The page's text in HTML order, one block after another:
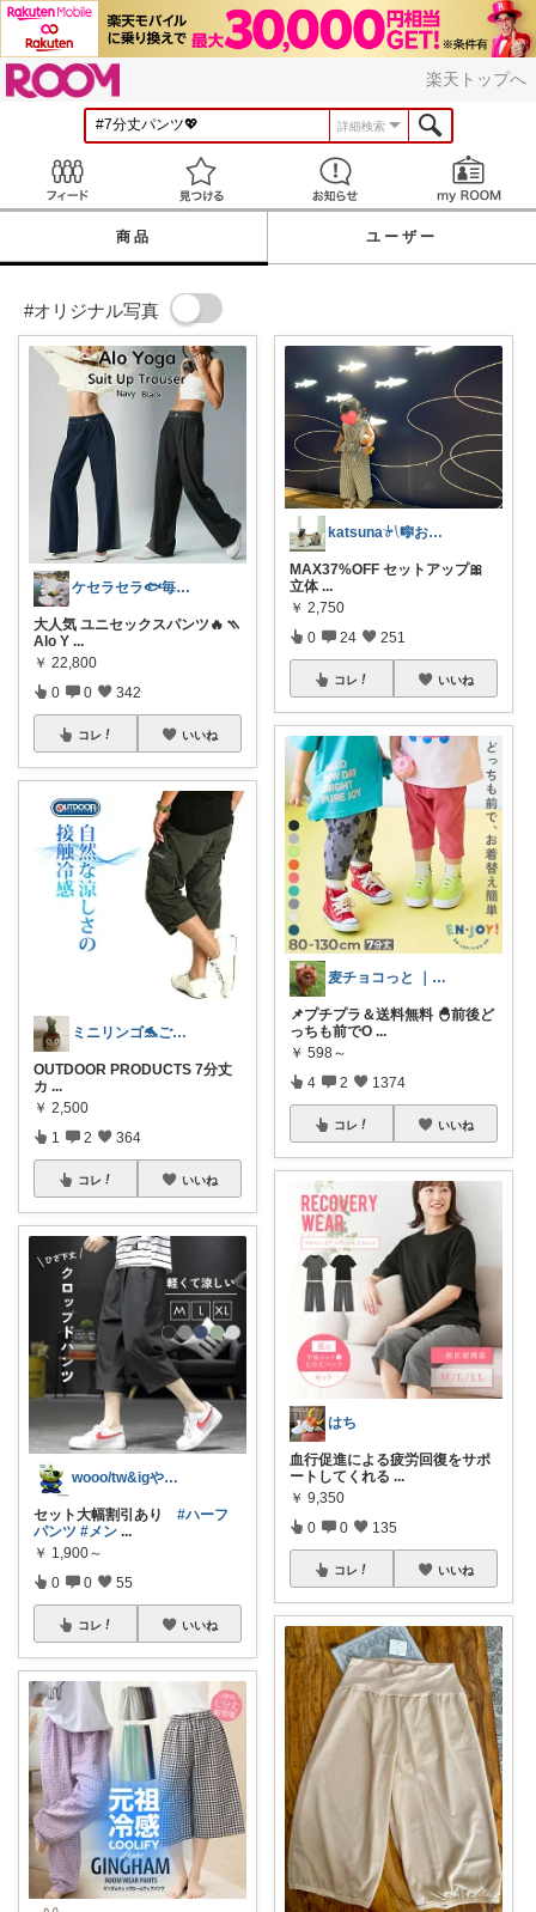
楽天トップへ
詳細検索
見つける お知らせ
商品 ユーザー
#オリジナル写真
ケセラセラ🐟毎日を快適にするアイテム
大人気 ユニセックスパンツ🔥 ⳹
Alo Y ...
￥ 22,800
0 0 342
コレ いいね
ミニリンゴ🐬ご縁に感謝🌻ありがとう
OUTDOOR PRODUCTS 7分丈
カ ...
￥ 2,500
1 2 364
コレ いいね
wooo/tw&igやってます
セット大幅割引あり #ハーフ
パンツ #メン ...
￥ 1,900～
0 0 55
コレ いいね
katsuna𓍯🎼お返事遅れます🐢
MAX37%OFF セットアップ🎀
立体 ...
￥ 2,750
0 24 251
コレ いいね
麦チョコっと ｜ キッズ＆ベビー 夏
📌プチプラ＆送料無料 🐣前後ど
っちも前でO ...
￥ 598～
4 2 1374
コレ いいね
はち
血行促進による疲労回復をサポ
ートしてくれる ...
￥ 9,350
0 0 135
コレ いいね